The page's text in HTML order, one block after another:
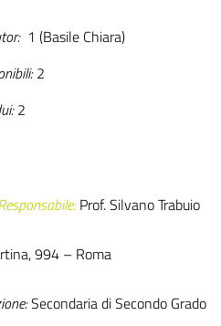
1 (Basile Chiara)
2
2
Prof. Silvano Trabuio
994 – Roma
Secondaria di Secondo Grado